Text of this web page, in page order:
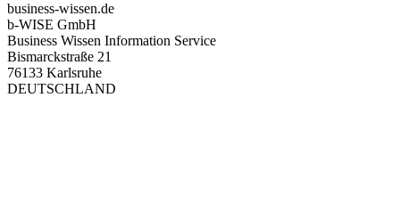
business-wissen.de
b-WISE GmbH
Business Wissen Information Service
Bismarckstraße 21
76133 Karlsruhe
DEUTSCHLAND